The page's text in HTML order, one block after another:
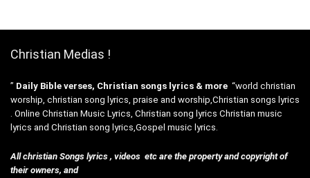
Christian Medias !
” Daily Bible verses, Christian songs lyrics & more “world christian
worship, christian song lyrics, praise and worship,Christian songs lyrics
. Online Christian Music Lyrics, Christian song lyrics Christian music
lyrics and Christian song lyrics,Gospel music lyrics.
All christian Songs lyrics , videos etc are the property and copyright of
their owners, and